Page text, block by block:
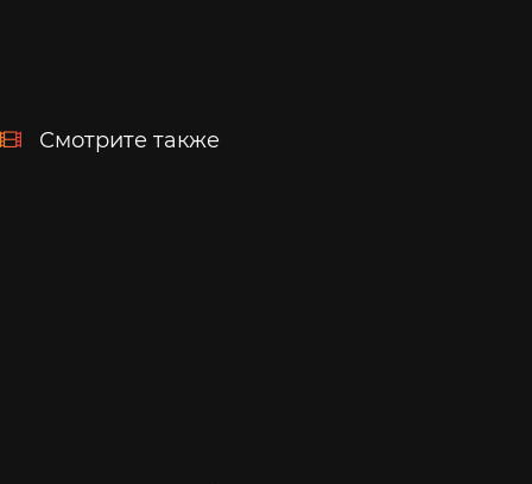
Смотрите также